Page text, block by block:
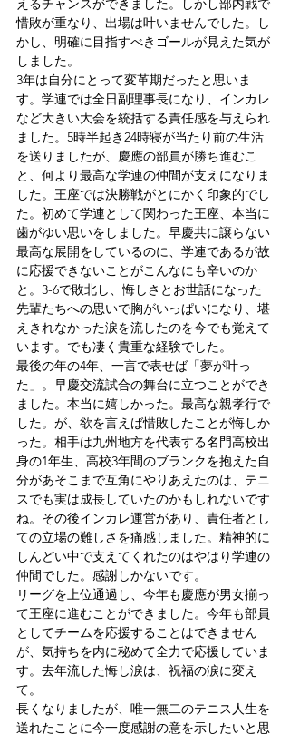
えるチャンスができました。しかし部内戦で
惜敗が重なり、出場は叶いませんでした。し
かし、明確に目指すべきゴールが見えた気が
しました。
3年は自分にとって変革期だったと思いま
す。学連では全日副理事長になり、インカレ
など大きい大会を統括する責任感を与えられ
ました。5時半起き24時寝が当たり前の生活
を送りましたが、慶應の部員が勝ち進むこ
と、何より最高な学連の仲間が支えになりま
した。王座では決勝戦がとにかく印象的でし
た。初めて学連として関わった王座、本当に
歯がゆい思いをしました。早慶共に譲らない
最高な展開をしているのに、学連であるが故
に応援できないことがこんなにも辛いのか
と。3-6で敗北し、悔しさとお世話になった
先輩たちへの思いで胸がいっぱいになり、堪
えきれなかった涙を流したのを今でも覚えて
います。でも凄く貴重な経験でした。
最後の年の4年、一言で表せば「夢が叶っ
た」。早慶交流試合の舞台に立つことができ
ました。本当に嬉しかった。最高な親孝行で
した。が、欲を言えば惜敗したことが悔しか
った。相手は九州地方を代表する名門高校出
身の1年生、高校3年間のブランクを抱えた自
分があそこまで互角にやりあえたのは、テニ
スでも実は成長していたのかもしれないです
ね。その後インカレ運営があり、責任者とし
ての立場の難しさを痛感しました。精神的に
しんどい中で支えてくれたのはやはり学連の
仲間でした。感謝しかないです。
リーグを上位通過し、今年も慶應が男女揃っ
て王座に進むことができました。今年も部員
としてチームを応援することはできません
が、気持ちを内に秘めて全力で応援していま
す。去年流した悔し涙は、祝福の涙に変え
て。
長くなりましたが、唯一無二のテニス人生を
送れたことに今一度感謝の意を示したいと思